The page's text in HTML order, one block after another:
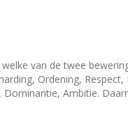
van de twee
Ordening,
Ambitie.